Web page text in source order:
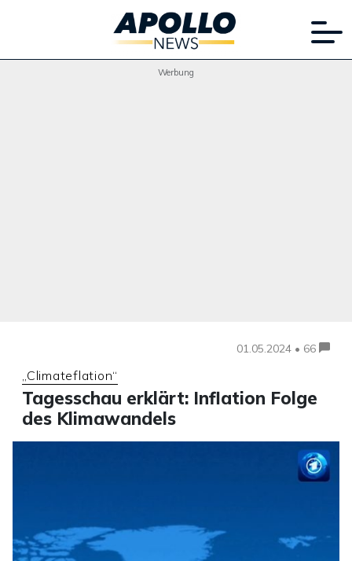
Werbung
01.05.2024 • 66
„Climateflation“
Tagesschau erklärt: Inflation Folge
des Klimawandels